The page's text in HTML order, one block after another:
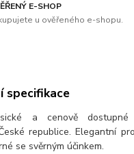
E-SHOP
u ověřeného e-shopu.
specifikace
a cenově dostupné
republice. Elegantní
se svěrným účinkem.